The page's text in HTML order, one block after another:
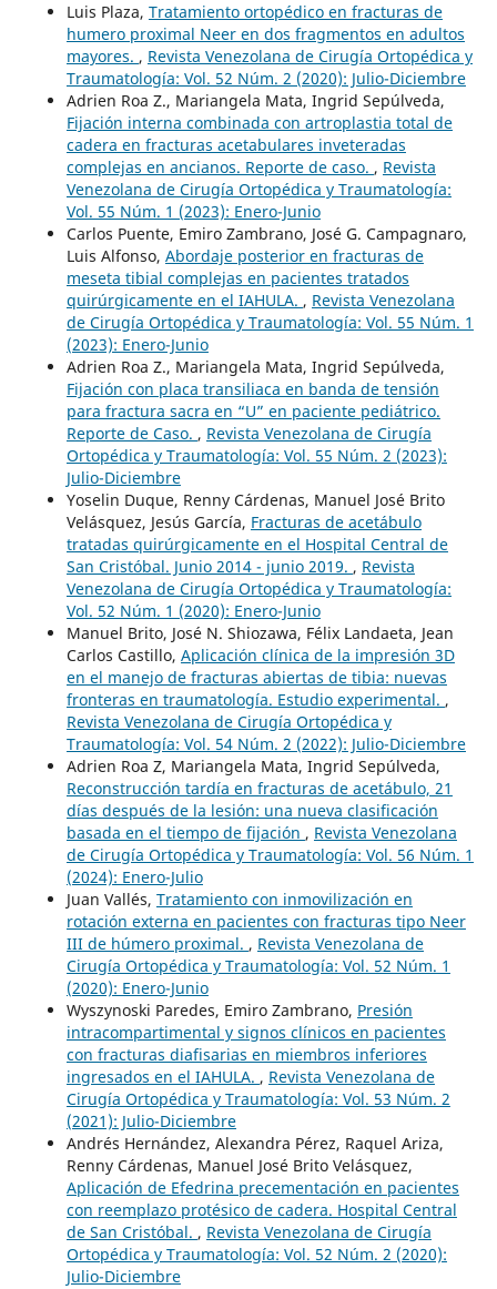
Luis Plaza, Tratamiento ortopédico en fracturas de
humero proximal Neer en dos fragmentos en adultos
mayores. , Revista Venezolana de Cirugía Ortopédica y
Traumatología: Vol. 52 Núm. 2 (2020): Julio-Diciembre
Adrien Roa Z., Mariangela Mata, Ingrid Sepúlveda,
Fijación interna combinada con artroplastia total de
cadera en fracturas acetabulares inveteradas
complejas en ancianos. Reporte de caso. , Revista
Venezolana de Cirugía Ortopédica y Traumatología:
Vol. 55 Núm. 1 (2023): Enero-Junio
Carlos Puente, Emiro Zambrano, José G. Campagnaro,
Luis Alfonso, Abordaje posterior en fracturas de
meseta tibial complejas en pacientes tratados
quirúrgicamente en el IAHULA. , Revista Venezolana
de Cirugía Ortopédica y Traumatología: Vol. 55 Núm. 1
(2023): Enero-Junio
Adrien Roa Z., Mariangela Mata, Ingrid Sepúlveda,
Fijación con placa transiliaca en banda de tensión
para fractura sacra en “U” en paciente pediátrico.
Reporte de Caso. , Revista Venezolana de Cirugía
Ortopédica y Traumatología: Vol. 55 Núm. 2 (2023):
Julio-Diciembre
Yoselin Duque, Renny Cárdenas, Manuel José Brito
Velásquez, Jesús García, Fracturas de acetábulo
tratadas quirúrgicamente en el Hospital Central de
San Cristóbal. Junio 2014 - junio 2019. , Revista
Venezolana de Cirugía Ortopédica y Traumatología:
Vol. 52 Núm. 1 (2020): Enero-Junio
Manuel Brito, José N. Shiozawa, Félix Landaeta, Jean
Carlos Castillo, Aplicación clínica de la impresión 3D
en el manejo de fracturas abiertas de tibia: nuevas
fronteras en traumatología. Estudio experimental. ,
Revista Venezolana de Cirugía Ortopédica y
Traumatología: Vol. 54 Núm. 2 (2022): Julio-Diciembre
Adrien Roa Z, Mariangela Mata, Ingrid Sepúlveda,
Reconstrucción tardía en fracturas de acetábulo, 21
días después de la lesión: una nueva clasificación
basada en el tiempo de fijación , Revista Venezolana
de Cirugía Ortopédica y Traumatología: Vol. 56 Núm. 1
(2024): Enero-Julio
Juan Vallés, Tratamiento con inmovilización en
rotación externa en pacientes con fracturas tipo Neer
III de húmero proximal. , Revista Venezolana de
Cirugía Ortopédica y Traumatología: Vol. 52 Núm. 1
(2020): Enero-Junio
Wyszynoski Paredes, Emiro Zambrano, Presión
intracompartimental y signos clínicos en pacientes
con fracturas diafisarias en miembros inferiores
ingresados en el IAHULA. , Revista Venezolana de
Cirugía Ortopédica y Traumatología: Vol. 53 Núm. 2
(2021): Julio-Diciembre
Andrés Hernández, Alexandra Pérez, Raquel Ariza,
Renny Cárdenas, Manuel José Brito Velásquez,
Aplicación de Efedrina precementación en pacientes
con reemplazo protésico de cadera. Hospital Central
de San Cristóbal. , Revista Venezolana de Cirugía
Ortopédica y Traumatología: Vol. 52 Núm. 2 (2020):
Julio-Diciembre